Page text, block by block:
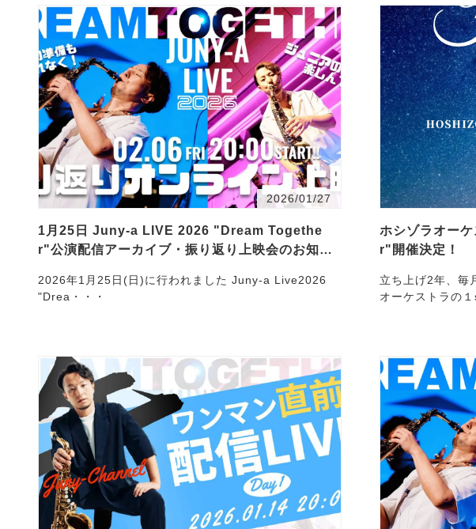
2026/01/27
1月25日 Juny-a LIVE 2026 "Dream Togethe
r"公演配信アーカイブ・振り返り上映会のお知ら
2026年1月25日(日)に行われました Juny-a Live2026
"Drea・・・
ホシゾラオー
r"開催決定！
立ち上げ2年、毎月
オーケストラの